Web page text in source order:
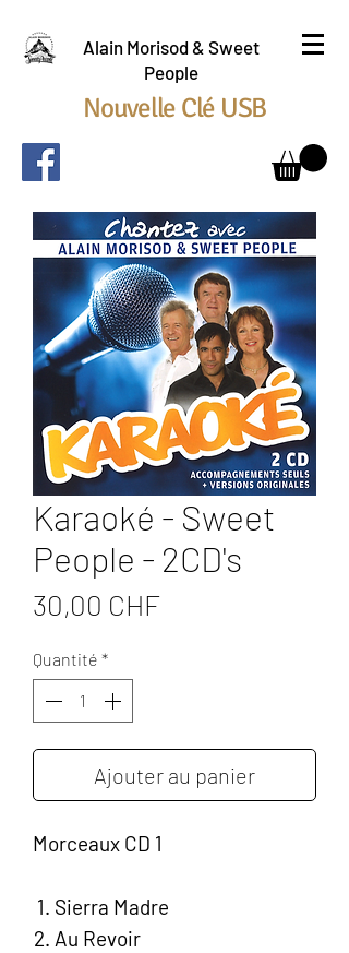
Alain Morisod & Sweet
People
Nouvelle Clé USB
Karaoké - Sweet
People - 2CD's
30,00 CHFPrix
Quantité *
Ajouter au panier
Morceaux CD 1
Sierra Madre
Au Revoir